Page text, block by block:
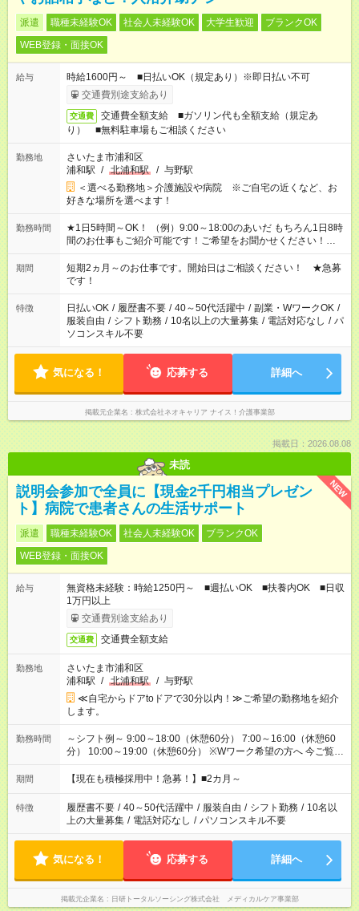
派遣 職種未経験OK 社会人未経験OK 大学生歓迎
ブランクOK
WEB登録・面接OK
給与
時給1600円～ ■日払いOK（規定あり）※即日払い不可
交通費別途支給あり
交通費
交通費全額支給 ■ガソリン代も全額支給（規定あ
り） ■無料駐車場もご相談ください
勤務地
さいたま市浦和区
浦和駅 / 北浦和駅 / 与野駅
＜選べる勤務地＞介護施設や病院 ※ご自宅の近くなど、お
好きな場所を選べます！
勤務時間
★1日5時間～OK！ （例）9:00～18:00のあいだ もちろん1日8時
間のお仕事もご紹介可能です！ご希望をお聞かせください！★家
庭の都合でお休みが必要な場合も遠慮なくご相談ください。 ※
週最低15時間以上の勤務が必要です
期間
短期2ヵ月～のお仕事です。開始日はご相談ください！ ★急募
です！
特徴 日払いOK / 履歴書不要 / 40～50代活躍中 / 副業・WワークOK /
服装自由 / シフト勤務 / 10名以上の大量募集 / 電話対応なし / パ
ソコンスキル不要
気になる！ 応募する 詳細へ
掲載元企業名 株式会社ネオキャリア ナイス！介護事業部
掲載日：2026.08.08
未読
NEW
説明会参加で全員に【現金2千円相当プレゼン
ト】病院で患者さんの生活サポート
派遣 職種未経験OK 社会人未経験OK
ブランクOK
WEB登録・面接OK
給与
無資格未経験：時給1250円～ ■週払いOK ■扶養内OK ■日収
1万円以上
交通費別途支給あり
交通費 交通費全額支給
勤務地
さいたま市浦和区
浦和駅 / 北浦和駅 / 与野駅
≪自宅からドアtoドアで30分以内！≫ご希望の勤務地を紹介
します。
勤務時間
～シフト例～ 9:00～18:00（休憩60分） 7:00～16:00（休憩60
分） 10:00～19:00（休憩60分） ※Wワーク希望の方へ 今ご覧の
お仕事で希望する勤務時間と、もう1つのお仕事の勤務時間の合
計が 週40時間を超えなければOKです。
期間 【現在も積極採用中！急募！】■2カ月～
特徴 履歴書不要 / 40～50代活躍中 / 服装自由 / シフト勤務 / 10名以
上の大量募集 / 電話対応なし / パソコンスキル不要
気になる！ 応募する 詳細へ
掲載元企業名 日研トータルソーシング株式会社 メディカルケア事業部